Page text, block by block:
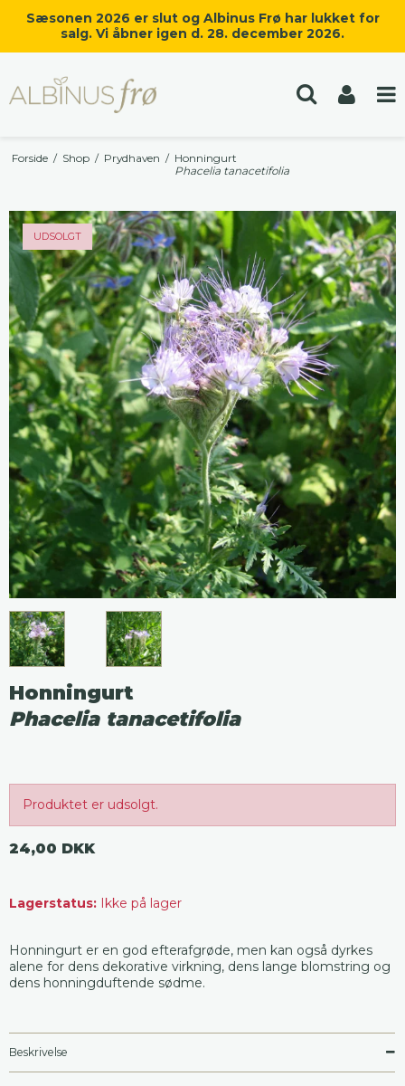
Sæsonen 2026 er slut og Albinus Frø har lukket for
salg. Vi åbner igen d. 28. december 2026.
Forside / Shop / Prydhaven / Honningurt
Phacelia tanacetifolia
UDSOLGT
Honningurt
Phacelia tanacetifolia
Produktet er udsolgt.
24,00 DKK
Lagerstatus: Ikke på lager
Honningurt er en god efterafgrøde, men kan også dyrkes
alene for dens dekorative virkning, dens lange blomstring og
dens honningduftende sødme.
Beskrivelse